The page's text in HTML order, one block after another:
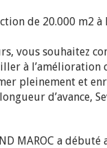
de 20.000 m2 à
vous souhaitez
à l’amélioration
pleinement et
d’avance,
MAROC a